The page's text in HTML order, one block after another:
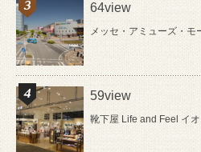
64view
メッセ・アミューズ・モ
59view
靴下屋 Life and Feel イ